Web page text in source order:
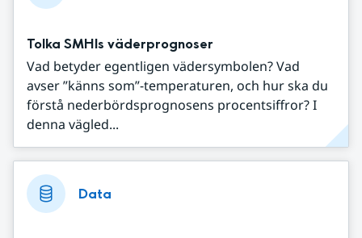
Tolka SMHIs väderprognoser
Vad betyder egentligen vädersymbolen? Vad
avser ”känns som”-temperaturen, och hur ska du
förstå nederbördsprognosens procentsiffror? I
denna vägled...
Data